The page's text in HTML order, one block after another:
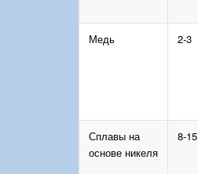
Медь 2-3
Сплавы на
основе никеля
8-15